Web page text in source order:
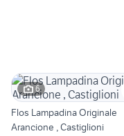
6
Flos Lampadina Originale
Arancione , Castiglioni